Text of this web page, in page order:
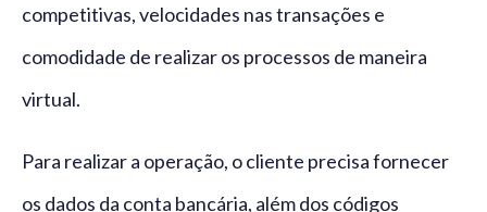
competitivas, velocidades nas transações e
comodidade de realizar os processos de maneira
virtual.
Para realizar a operação, o cliente precisa fornecer
os dados da conta bancária, além dos códigos